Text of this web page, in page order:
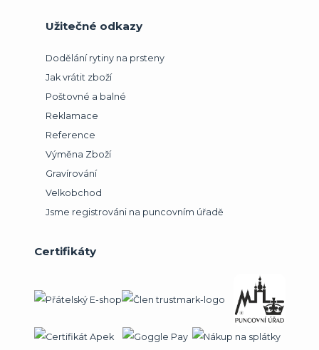
Užitečné odkazy
Dodělání rytiny na prsteny
Jak vrátit zboží
Poštovné a balné
Reklamace
Reference
Výměna Zboží
Gravírování
Velkobchod
Jsme registrováni na puncovním úřadě
Certifikáty